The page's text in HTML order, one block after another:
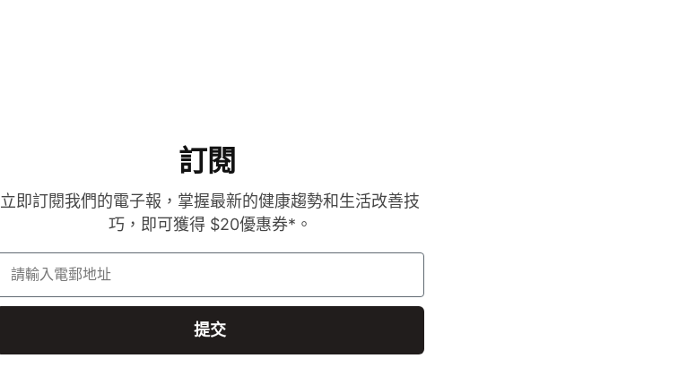
訂閱
立即訂閱我們的電子報，掌握最新的健康趨勢和生活改善技
巧，即可獲得 $20優惠券*。
請輸入電郵地址
提交